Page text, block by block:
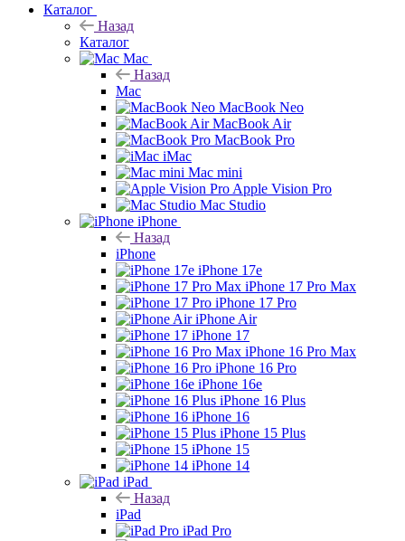
Каталог
Назад
Каталог
Mac
Назад
Mac
MacBook Neo
MacBook Air
MacBook Pro
iMac
Mac mini
Apple Vision Pro
Mac Studio
iPhone
Назад
iPhone
iPhone 17e
iPhone 17 Pro Max
iPhone 17 Pro
iPhone Air
iPhone 17
iPhone 16 Pro Max
iPhone 16 Pro
iPhone 16e
iPhone 16 Plus
iPhone 16
iPhone 15 Plus
iPhone 15
iPhone 14
iPad
Назад
iPad
iPad Pro